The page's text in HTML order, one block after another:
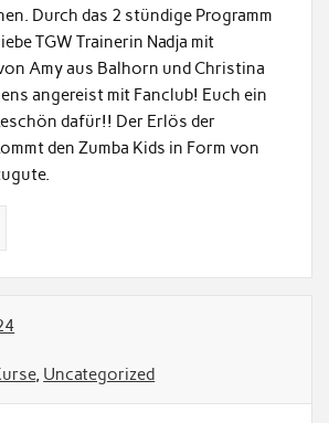
Durch das 2 stündige Programm
TGW Trainerin Nadja mit
Amy aus Balhorn und Christina
angereist mit Fanclub! Euch ein
dafür!! Der Erlös der
den Zumba Kids in Form von
, Uncategorized